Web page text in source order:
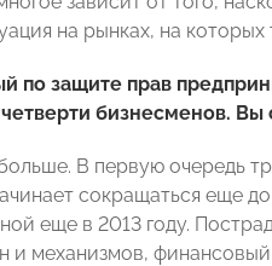
на рынках, на
по защите прав
бизнесменов. Вы
В первую очередь
сокращаться еще
еще в 2013 году.
и механизмов,